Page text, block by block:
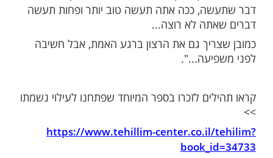
פשוט טוב, בלי רעש וצלצולים, בלי לבלבל את
להיות טוב.
לחשוב על התכלית, תהיה איכותי! איכותי!!
ושטויות והנאות. תהיה טוב בכל.
תהיה עם עמוד שדרה, אל תתבייש